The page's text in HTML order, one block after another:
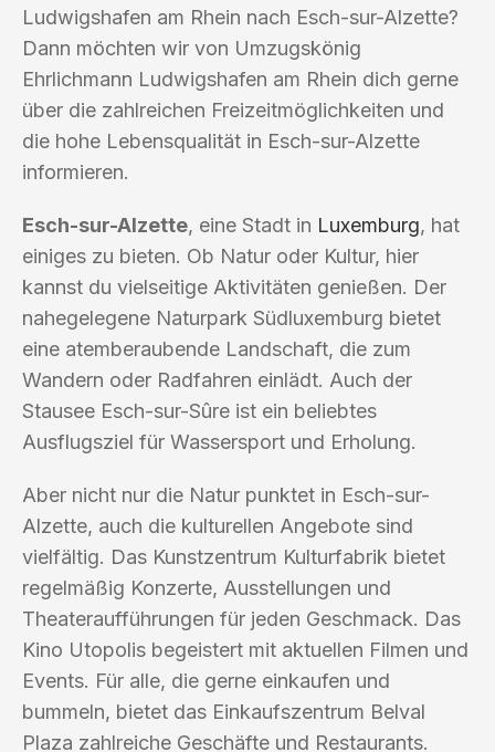
Ludwigshafen am Rhein nach Esch-sur-Alzette?
Dann möchten wir von Umzugskönig
Ehrlichmann Ludwigshafen am Rhein dich gerne
über die zahlreichen Freizeitmöglichkeiten und
die hohe Lebensqualität in Esch-sur-Alzette
informieren.
Esch-sur-Alzette, eine Stadt in Luxemburg, hat
einiges zu bieten. Ob Natur oder Kultur, hier
kannst du vielseitige Aktivitäten genießen. Der
nahegelegene Naturpark Südluxemburg bietet
eine atemberaubende Landschaft, die zum
Wandern oder Radfahren einlädt. Auch der
Stausee Esch-sur-Sûre ist ein beliebtes
Ausflugsziel für Wassersport und Erholung.
Aber nicht nur die Natur punktet in Esch-sur-
Alzette, auch die kulturellen Angebote sind
vielfältig. Das Kunstzentrum Kulturfabrik bietet
regelmäßig Konzerte, Ausstellungen und
Theateraufführungen für jeden Geschmack. Das
Kino Utopolis begeistert mit aktuellen Filmen und
Events. Für alle, die gerne einkaufen und
bummeln, bietet das Einkaufszentrum Belval
Plaza zahlreiche Geschäfte und Restaurants.